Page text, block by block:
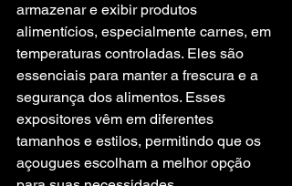
armazenar e exibir produtos
alimentícios, especialmente carnes, em
temperaturas controladas. Eles são
essenciais para manter a frescura e a
segurança dos alimentos. Esses
expositores vêm em diferentes
tamanhos e estilos, permitindo que os
açougues escolham a melhor opção